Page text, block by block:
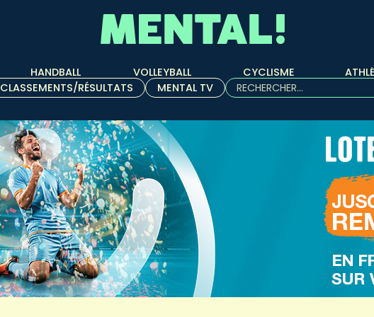
HANDBALL VOLLEYBALL CYCLISME
CLASSEMENTS/RÉSULTATS
MENTAL TV
Rechercher :